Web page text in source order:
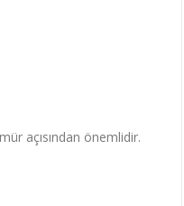
açısından önemlidir.